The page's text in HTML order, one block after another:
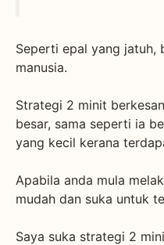
Seperti epal yang jatuh,
manusia.
Strategi 2 minit
besar, sama seperti ia
yang kecil kerana
Apabila anda mula
mudah dan suka untuk
Saya suka strategi 2